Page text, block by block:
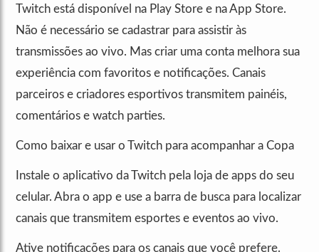
Twitch está disponível na Play Store e na App Store.
Não é necessário se cadastrar para assistir às
transmissões ao vivo. Mas criar uma conta melhora sua
experiência com favoritos e notificações. Canais
parceiros e criadores esportivos transmitem painéis,
comentários e watch parties.
Como baixar e usar o Twitch para acompanhar a Copa
Instale o aplicativo da Twitch pela loja de apps do seu
celular. Abra o app e use a barra de busca para localizar
canais que transmitem esportes e eventos ao vivo.
Ative notificações para os canais que você prefere.